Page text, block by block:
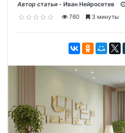
Автор статьи - Иван Нейросетев
760
3 минуты